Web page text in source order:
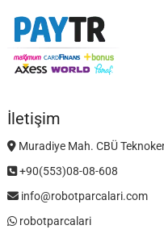
İletişim
Muradiye Mah. CBÜ
+90(553)08-08-608
info@robotparcalari.com
robotparcalari